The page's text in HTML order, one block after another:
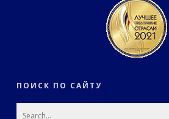
ПОИСК ПО САЙТУ